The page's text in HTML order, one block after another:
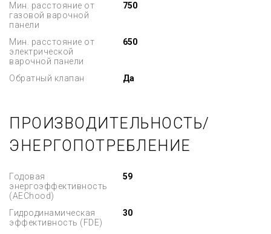
Мин. расстояние от
газовой варочной
панели
750
Мин. расстояние от
электрической
варочной панели
650
Обратный клапан Да
ПРОИЗВОДИТЕЛЬНОСТЬ/
ЭНЕРГОПОТРЕБЛЕНИЕ
Годовая
энергоэффективность
(AEChood)
59
Гидродинамическая
эффективность (FDE)
30